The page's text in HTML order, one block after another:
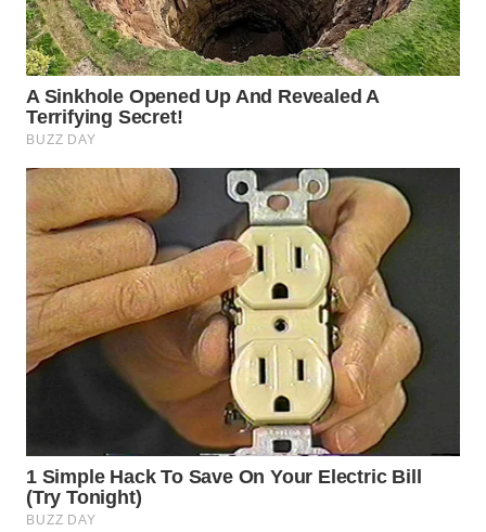
WN
BOGOR
WN
DEPOK
WN
TAPANULI
UTARA
WN
SAMOSIR
WN
WN
SUMEDANG